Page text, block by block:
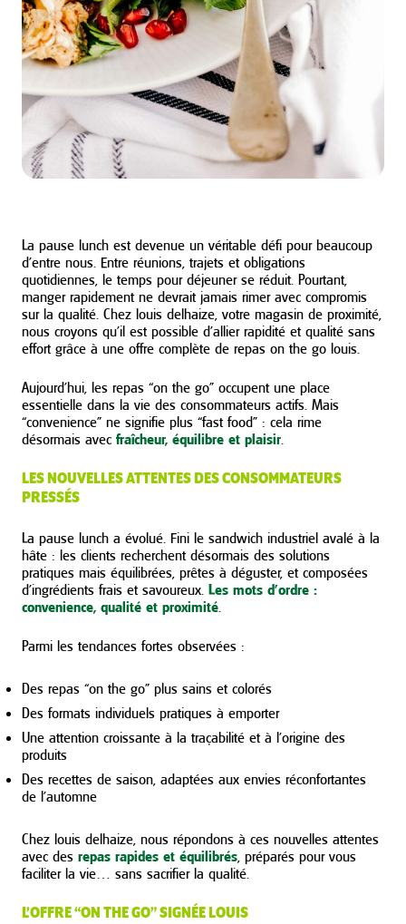
La pause lunch est devenue un véritable défi pour beaucoup
d’entre nous. Entre réunions, trajets et obligations
quotidiennes, le temps pour déjeuner se réduit. Pourtant,
manger rapidement ne devrait jamais rimer avec compromis
sur la qualité. Chez louis delhaize, votre magasin de proximité,
nous croyons qu’il est possible d’allier rapidité et qualité sans
effort grâce à une offre complète de repas on the go louis.
Aujourd’hui, les repas “on the go” occupent une place
essentielle dans la vie des consommateurs actifs. Mais
“convenience” ne signifie plus “fast food” : cela rime
désormais avec fraîcheur, équilibre et plaisir
LES NOUVELLES ATTENTES DES CONSOMMATEURS
PRESSÉS
La pause lunch a évolué. Fini le sandwich industriel avalé à la
hâte : les clients recherchent désormais des solutions
pratiques mais équilibrées, prêtes à déguster, et composées
d’ingrédients frais et savoureux. Les mots d’ordre :
convenience, qualité et proximité
Parmi les tendances fortes observées :
Des repas “on the go” plus sains et colorés
Des formats individuels pratiques à emporter
Une attention croissante à la traçabilité et à l’origine des
produits
Des recettes de saison, adaptées aux envies réconfortantes
de l’automne
Chez louis delhaize, nous répondons à ces nouvelles attentes
avec des repas rapides et équilibrés , préparés pour vous
faciliter la vie… sans sacrifier la qualité.
L’OFFRE “ON THE GO” SIGNÉE LOUIS